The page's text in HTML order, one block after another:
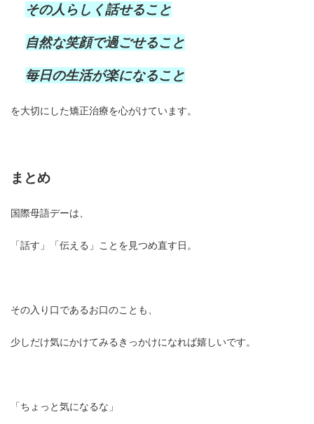
その人らしく話せること
自然な笑顔で過ごせること
毎日の生活が楽になること
を大切にした矯正治療を心がけています。
まとめ
国際母語デーは、
「話す」「伝える」ことを見つめ直す日。
その入り口であるお口のことも、
少しだけ気にかけてみるきっかけになれば嬉しいです。
「ちょっと気になるな」